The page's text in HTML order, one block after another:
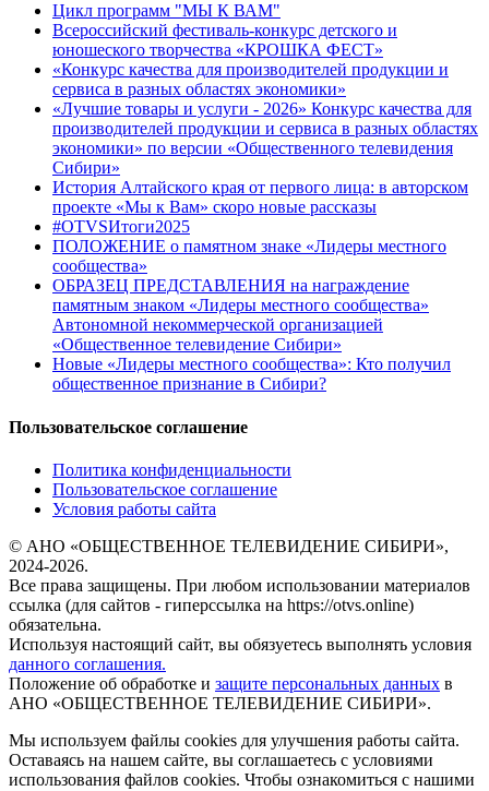
Цикл программ "МЫ К ВАМ"
Всероссийский фестиваль-конкурс детского и
юношеского творчества «КРОШКА ФЕСТ»
«Конкурс качества для производителей продукции и
сервиса в разных областях экономики»
«Лучшие товары и услуги - 2026» Конкурс качества для
производителей продукции и сервиса в разных областях
экономики» по версии «Общественного телевидения
Сибири»
История Алтайского края от первого лица: в авторском
проекте «Мы к Вам» скоро новые рассказы
#OTVSИтоги2025
ПОЛОЖЕНИЕ о памятном знаке «Лидеры местного
сообщества»
ОБРАЗЕЦ ПРЕДСТАВЛЕНИЯ на награждение
памятным знаком «Лидеры местного сообщества»
Автономной некоммерческой организацией
«Общественное телевидение Сибири»
Новые «Лидеры местного сообщества»: Кто получил
общественное признание в Сибири?
Пользовательское соглашение
Политика конфиденциальности
Пользовательское соглашение
Условия работы сайта
© АНО «ОБЩЕСТВЕННОЕ ТЕЛЕВИДЕНИЕ СИБИРИ»,
2024-2026.
Все права защищены. При любом использовании материалов
ссылка (для сайтов - гиперссылка на https://otvs.online)
обязательна.
Используя настоящий сайт, вы обязуетесь выполнять условия
данного соглашения.
Положение об обработке и защите персональных данных в
АНО «ОБЩЕСТВЕННОЕ ТЕЛЕВИДЕНИЕ СИБИРИ».
Мы используем файлы cookies для улучшения работы сайта.
Оставаясь на нашем сайте, вы соглашаетесь с условиями
использования файлов cookies. Чтобы ознакомиться с нашими